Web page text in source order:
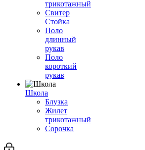
трикотажный
Свитер
Стойка
Поло
длинный
рукав
Поло
короткий
рукав
Школа
Блузка
Жилет
трикотажный
Сорочка